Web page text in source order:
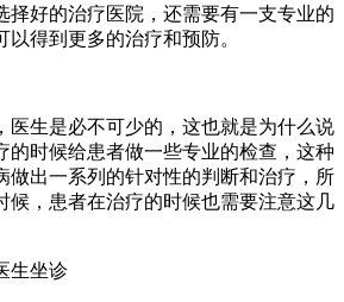
择好的治疗医院，还需要有一支专业的
得到更多的治疗和预防。
医生是必不可少的，这也就是为什么说
的时候给患者做一些专业的检查，这种
做出一系列的针对性的判断和治疗，所
候，患者在治疗的时候也需要注意这几
生坐诊